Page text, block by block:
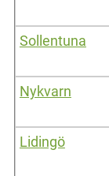
Sollentuna
Nykvarn
Lidingö